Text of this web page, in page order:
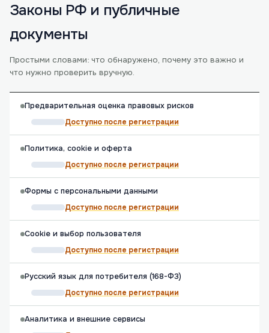
Законы РФ и публичные
документы
Простыми словами: что обнаружено, почему это важно и
что нужно проверить вручную.
Предварительная оценка правовых рисков
Доступно после регистрации
Политика, cookie и оферта
Доступно после регистрации
Формы с персональными данными
Доступно после регистрации
Cookie и выбор пользователя
Доступно после регистрации
Русский язык для потребителя (168-ФЗ)
Доступно после регистрации
Аналитика и внешние сервисы